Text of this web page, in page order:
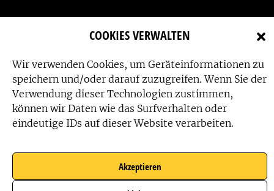
COOKIES VERWALTEN
Wir verwenden Cookies, um Geräteinformationen zu
speichern und/oder darauf zuzugreifen. Wenn Sie der
Verwendung dieser Technologien zustimmen,
können wir Daten wie das Surfverhalten oder
eindeutige IDs auf dieser Website verarbeiten.
Akzeptieren
Das Friedensbüro wird gefördert von:
Das Friedensbüro wird unterstützt von: